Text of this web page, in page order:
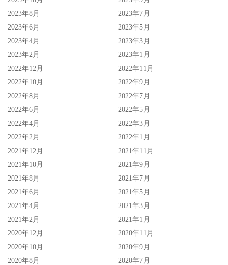
2023年8月
2023年7月
2023年6月
2023年5月
2023年4月
2023年3月
2023年2月
2023年1月
2022年12月
2022年11月
2022年10月
2022年9月
2022年8月
2022年7月
2022年6月
2022年5月
2022年4月
2022年3月
2022年2月
2022年1月
2021年12月
2021年11月
2021年10月
2021年9月
2021年8月
2021年7月
2021年6月
2021年5月
2021年4月
2021年3月
2021年2月
2021年1月
2020年12月
2020年11月
2020年10月
2020年9月
2020年8月
2020年7月